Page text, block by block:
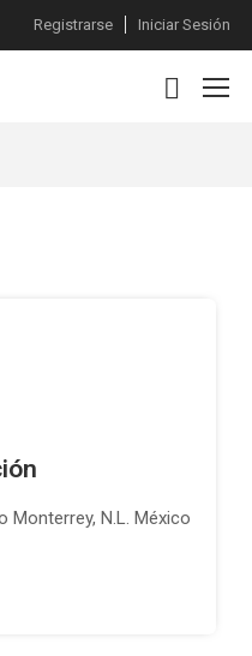
Registrarse Iniciar Sesión
Monterrey, N.L. México